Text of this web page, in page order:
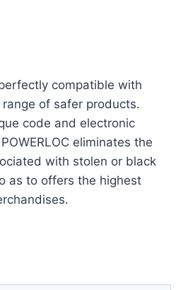
compatible with
range of safer products.
code and electronic
eliminates the
with stolen or black
as to offers the highest